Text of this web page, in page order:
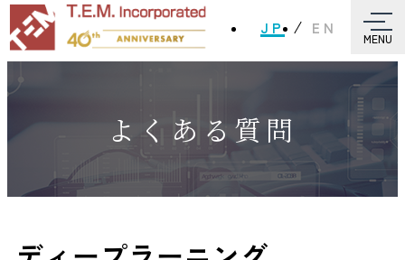
JP EN
MENU
よくある質問